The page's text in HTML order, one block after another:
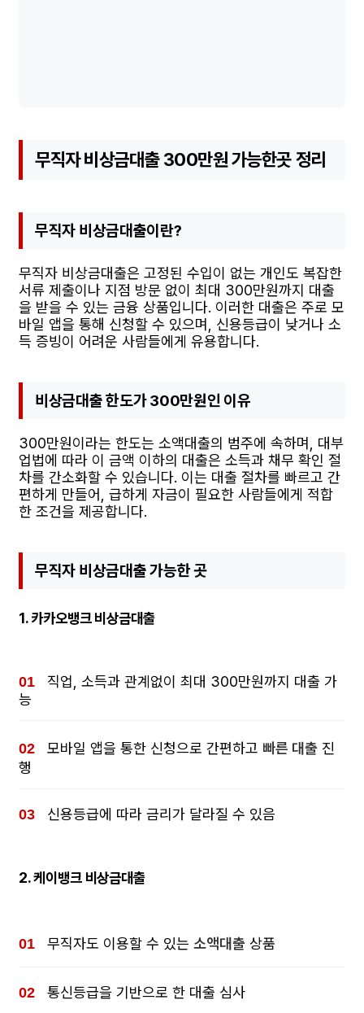
무직자 비상금대출 300만원 가능한곳 정리
무직자 비상금대출이란?
무직자 비상금대출은 고정된 수입이 없는 개인도 복잡한
서류 제출이나 지점 방문 없이 최대 300만원까지 대출
을 받을 수 있는 금융 상품입니다. 이러한 대출은 주로 모
바일 앱을 통해 신청할 수 있으며, 신용등급이 낮거나 소
득 증빙이 어려운 사람들에게 유용합니다.
비상금대출 한도가 300만원인 이유
300만원이라는 한도는 소액대출의 범주에 속하며, 대부
업법에 따라 이 금액 이하의 대출은 소득과 채무 확인 절
차를 간소화할 수 있습니다. 이는 대출 절차를 빠르고 간
편하게 만들어, 급하게 자금이 필요한 사람들에게 적합
한 조건을 제공합니다.
무직자 비상금대출 가능한 곳
1.카카오뱅크 비상금대출
직업, 소득과 관계없이 최대 300만원까지 대출 가
능
모바일 앱을 통한 신청으로 간편하고 빠른 대출 진
행
신용등급에 따라 금리가 달라질 수 있음
2.케이뱅크 비상금대출
무직자도 이용할 수 있는 소액대출 상품
통신등급을 기반으로 한 대출 심사